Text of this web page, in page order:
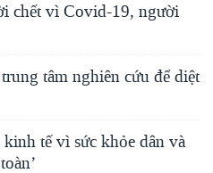
chết vì Covid-19, người
tâm nghiên cứu để diệt
tế vì sức khỏe dân và